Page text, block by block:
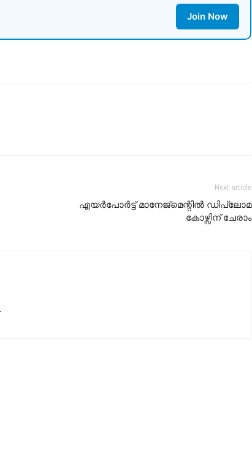
Join Now
Next article
എയർപോർട്ട് മാനേജ്മെന്റിൽ ഡിപ്ലോമ
കോഴ്സിന് ചേരാം